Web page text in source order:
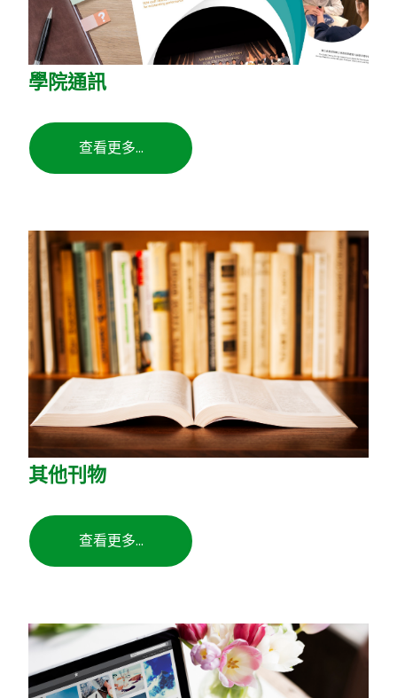
學院通訊
查看更多...
其他刊物
查看更多...